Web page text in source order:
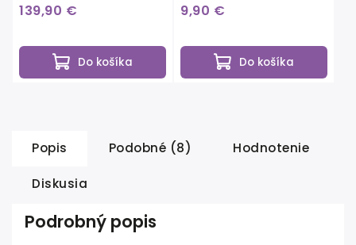
139,90 €
Do košíka
9,90 €
Do košíka
Popis Podobné (8) Hodnotenie
Diskusia
Podrobný popis